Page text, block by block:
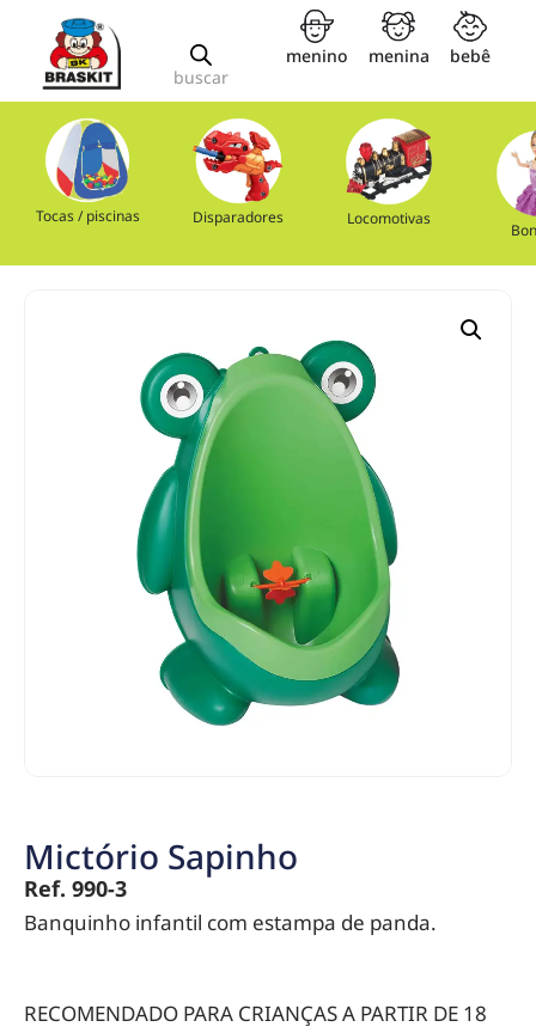
buscar
menino menina bebê
Tocas / piscinas Disparadores Locomotivas
Mictório Sapinho
Ref. 990-3
Banquinho infantil com estampa de panda.
RECOMENDADO PARA CRIANÇAS A PARTIR DE 18